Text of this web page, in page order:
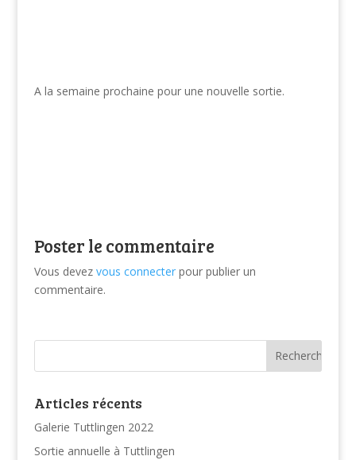
A la semaine prochaine pour une nouvelle sortie.
Poster le commentaire
Vous devez vous connecterpour publier un
commentaire.
Articles récents
Galerie Tuttlingen 2022
Sortie annuelle à Tuttlingen